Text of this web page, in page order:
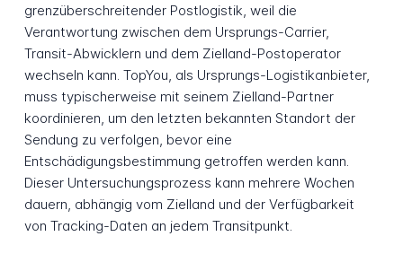
grenzüberschreitender Postlogistik, weil die
Verantwortung zwischen dem Ursprungs-Carrier,
Transit-Abwicklern und dem Zielland-Postoperator
wechseln kann. TopYou, als Ursprungs-Logistikanbieter,
muss typischerweise mit seinem Zielland-Partner
koordinieren, um den letzten bekannten Standort der
Sendung zu verfolgen, bevor eine
Entschädigungsbestimmung getroffen werden kann.
Dieser Untersuchungsprozess kann mehrere Wochen
dauern, abhängig vom Zielland und der Verfügbarkeit
von Tracking-Daten an jedem Transitpunkt.